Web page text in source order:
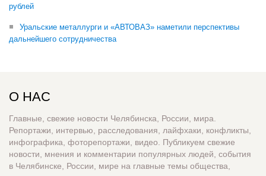
рублей
Уральские металлурги и «АВТОВАЗ» наметили перспективы
дальнейшего сотрудничества
О НАС
Главные, свежие новости Челябинска, России, мира.
Репортажи, интервью, расследования, лайфхаки, конфликты,
инфографика, фоторепортажи, видео. Публикуем свежие
новости, мнения и комментарии популярных людей, события
в Челябинске, России, мире на главные темы общества,